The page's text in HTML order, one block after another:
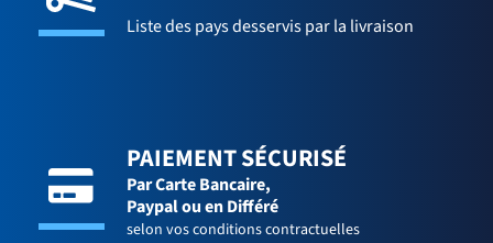
Liste des pays desservis par la livraison
PAIEMENT SÉCURISÉ
Par Carte Bancaire,
Paypal ou en Différé
selon vos conditions contractuelles